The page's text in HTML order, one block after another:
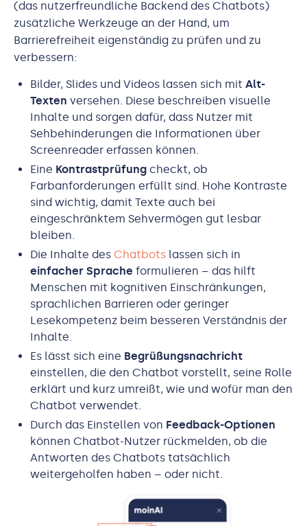
(das nutzerfreundliche Backend des Chatbots)
zusätzliche Werkzeuge an der Hand, um
Barrierefreiheit eigenständig zu prüfen und zu
verbessern:
Bilder, Slides und Videos lassen sich mit Alt-
Texten versehen. Diese beschreiben visuelle
Inhalte und sorgen dafür, dass Nutzer mit
Sehbehinderungen die Informationen über
Screenreader erfassen können.
Eine Kontrastprüfung checkt, ob
Farbanforderungen erfüllt sind. Hohe Kontraste
sind wichtig, damit Texte auch bei
eingeschränktem Sehvermögen gut lesbar
bleiben.
Die Inhalte des Chatbots lassen sich in
einfacher Sprache formulieren – das hilft
Menschen mit kognitiven Einschränkungen,
sprachlichen Barrieren oder geringer
Lesekompetenz beim besseren Verständnis der
Inhalte.
Es lässt sich eine Begrüßungsnachricht
einstellen, die den Chatbot vorstellt, seine Rolle
erklärt und kurz umreißt, wie und wofür man den
Chatbot verwendet.
Durch das Einstellen von Feedback-Optionen
können Chatbot-Nutzer rückmelden, ob die
Antworten des Chatbots tatsächlich
weitergeholfen haben – oder nicht.